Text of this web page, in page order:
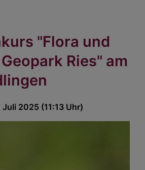
"Flora und
Ries" am
2025 (11:13 Uhr)